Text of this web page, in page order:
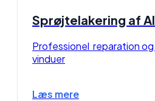
Sprøjtelakering af
Professionel reparation
vinduer
Læs mere